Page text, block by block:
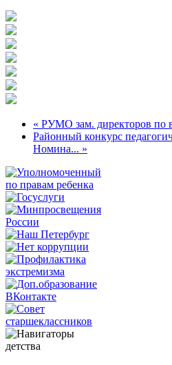
« РУМО зам. директоров по
Районный конкурс
Номина... »